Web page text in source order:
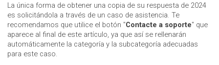
La única forma de obtener una copia de su respuesta de 2024
es solicitándola a través de un caso de asistencia. Te
recomendamos que utilice el botón "Contacte a soporte" que
aparece al final de este artículo, ya que así se rellenarán
automáticamente la categoría y la subcategoría adecuadas
para este caso.